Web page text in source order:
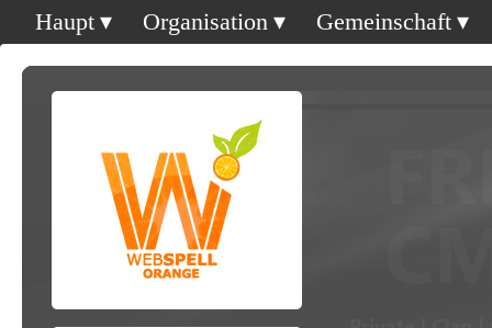
Haupt Organisation Gemeinschaft